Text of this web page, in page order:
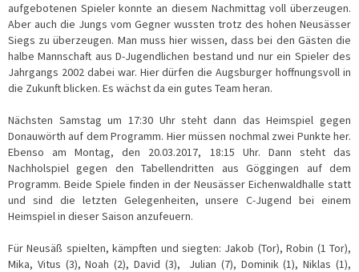
aufgebotenen Spieler konnte an diesem Nachmittag voll überzeugen.
Aber auch die Jungs vom Gegner wussten trotz des hohen Neusässer
Siegs zu überzeugen. Man muss hier wissen, dass bei den Gästen die
halbe Mannschaft aus D-Jugendlichen bestand und nur ein Spieler des
Jahrgangs 2002 dabei war. Hier dürfen die Augsburger hoffnungsvoll in
die Zukunft blicken. Es wächst da ein gutes Team heran.
Nächsten Samstag um 17:30 Uhr steht dann das Heimspiel gegen
Donauwörth auf dem Programm. Hier müssen nochmal zwei Punkte her.
Ebenso am Montag, den 20.03.2017, 18:15 Uhr. Dann steht das
Nachholspiel gegen den Tabellendritten aus Göggingen auf dem
Programm. Beide Spiele finden in der Neusässer Eichenwaldhalle statt
und sind die letzten Gelegenheiten, unsere C-Jugend bei einem
Heimspiel in dieser Saison anzufeuern.
Für Neusäß spielten, kämpften und siegten: Jakob (Tor), Robin (1 Tor),
Mika, Vitus (3), Noah (2), David (3), Julian (7), Dominik (1), Niklas (1),